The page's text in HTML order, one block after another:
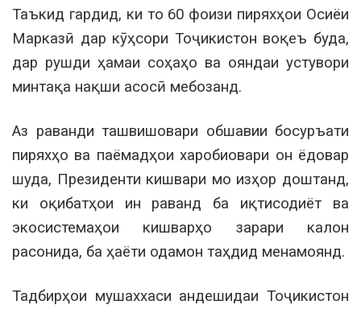
Таъкид гардид, ки то 60 фоизи пиряхҳои Осиёи
Марказӣ дар кӯҳсори Тоҷикистон воқеъ буда,
дар рушди ҳамаи соҳаҳо ва ояндаи устувори
минтақа нақши асосӣ мебозанд.
Аз раванди ташвишовари обшавии босуръати
пиряхҳо ва паёмадҳои харобиовари он ёдовар
шуда, Президенти кишвари мо изҳор доштанд,
ки оқибатҳои ин раванд ба иқтисодиёт ва
экосистемаҳои кишварҳо зарари калон
расонида, ба ҳаёти одамон таҳдид менамоянд.
Тадбирҳои мушаххаси андешидаи Тоҷикистон